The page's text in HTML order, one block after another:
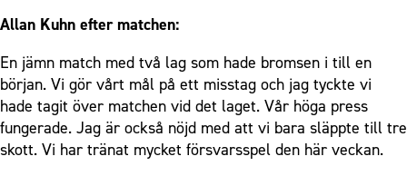
Allan Kuhn efter matchen:
En jämn match med två lag som hade bromsen i till en
början. Vi gör vårt mål på ett misstag och jag tyckte vi
hade tagit över matchen vid det laget. Vår höga press
fungerade. Jag är också nöjd med att vi bara släppte till tre
skott. Vi har tränat mycket försvarsspel den här veckan.